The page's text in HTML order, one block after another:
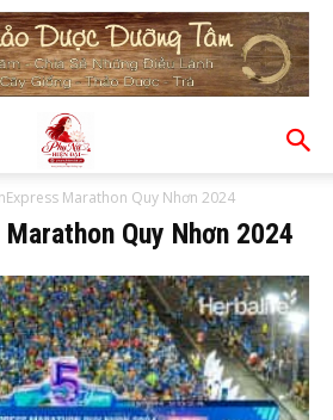
Marathon Quy Nhơn 2024
Quy Nhơn 2024